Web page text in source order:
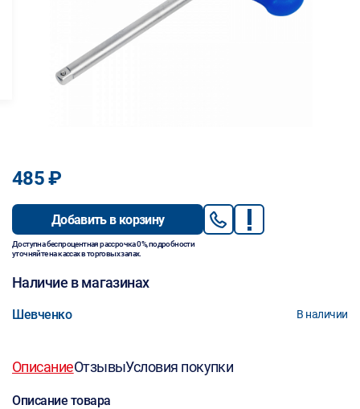
485 ₽
Добавить в корзину
Доступна беспроцентная рассрочка 0%, подробности
уточняйте на кассах в торговых залах.
Наличие в магазинах
Шевченко В наличии
ОписаниеОтзывыУсловия покупки
Описание товара